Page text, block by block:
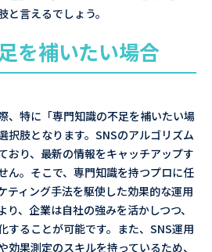
言えるでしょう。
を補いたい場合
、特に「専門知識の不足を補いたい場
択肢となります。SNSのアルゴリズム
おり、最新の情報をキャッチアップす
ん。そこで、専門知識を持つプロに任
ティング手法を駆使した効果的な運用
、企業は自社の強みを活かしつつ、
することが可能です。また、SNS運用
果測定のスキルを持っているため、